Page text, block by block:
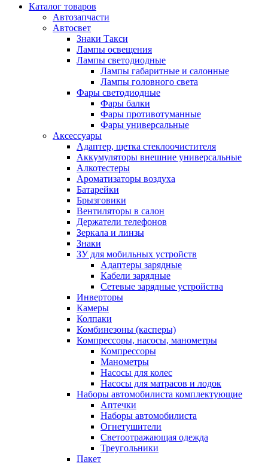
Каталог товаров
Автозапчасти
Автосвет
Знаки Такси
Лампы освещения
Лампы светодиодные
Лампы габаритные и салонные
Лампы головного света
Фары светодиодные
Фары балки
Фары противотуманные
Фары универсальные
Аксессуары
Адаптер, щетка стеклоочистителя
Аккумуляторы внешние универсальные
Алкотестеры
Ароматизаторы воздуха
Батарейки
Брызговики
Вентиляторы в салон
Держатели телефонов
Зеркала и линзы
Знаки
ЗУ для мобильных устройств
Адаптеры зарядные
Кабели зарядные
Сетевые зарядные устройства
Инверторы
Камеры
Колпаки
Комбинезоны (касперы)
Компрессоры, насосы, манометры
Компрессоры
Манометры
Насосы для колес
Насосы для матрасов и лодок
Наборы автомобилиста комплектующие
Аптечки
Наборы автомобилиста
Огнетушители
Светоотражающая одежда
Треугольники
Пакет